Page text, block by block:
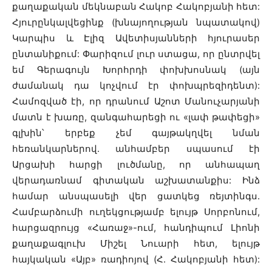
քաղաքական մեկնաբան Հակոբ Հակոբյանի հետ:
Հյուրընկալվեցինք (խնայողության նպատակով)
Կարպիս և Էլիզ Ավետիսյանների հյուրասեր
ընտանիքում: Փարիզում լուր ստացա, որ ընտրվել
եմ Գերագույն Խորհրդի փոխխոսնակ (այն
ժամանակ դա կոչվում էր փոխպրեզիդենտ):
Համոզված էի, որ դրանում Աշոտ Մանուչարյանի
մատն է խառը, զանգահարեցի ու «լափ թափեցի»
գլխին՝ երբեք չեմ գայթակղվել նման
հեռանկարներով. անհամբեր սպասում էի
Արցախի հարցի լուծմանը, որ անհապաղ
վերադառնամ գիտական աշխատանքիս: Ինձ
համար անսպասելի վեր ցատկեց ռեյտինգս.
Համբարձումի ուղեկցությամբ ելույթ Սորբոնում,
հարցազրույց «Հառաջ»-ում, հանդիպում Լիոնի
քաղաքագլուխ Միշել Նուարի հետ, ելույթ
հայկական «Այբ» ռադիոյով (Հ. Հակոբյանի հետ):